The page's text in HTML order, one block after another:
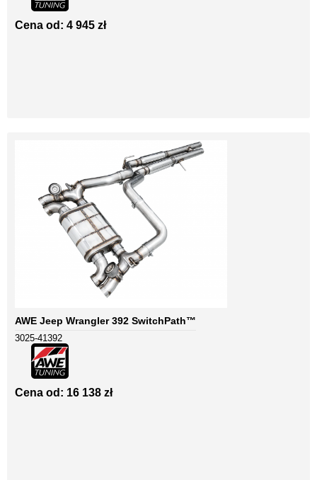
Cena od: 4 945 zł
AWE Jeep Wrangler 392 SwitchPath™
3025-41392
Cena od: 16 138 zł